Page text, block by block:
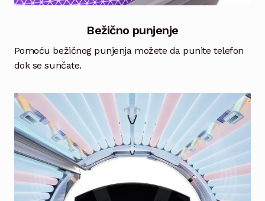
Bežično punjenje
Pomoću bežičnog punjenja možete da punite telefon
dok se sunčate.